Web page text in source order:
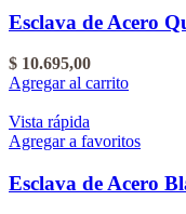
Esclava de Acero
$ 10.695,00
Agregar al carrito
Vista rápida
Agregar a favoritos
Esclava de Acero